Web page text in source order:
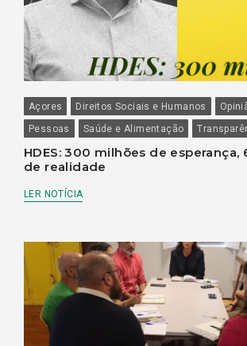
Açores Direitos Sociais e Humanos
Pessoas
Saúde e Alimentação
HDES: 300 milhões de
de realidade
LER NOTÍCIA